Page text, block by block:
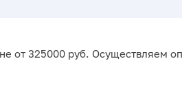
от 325000 руб. Осуществляем